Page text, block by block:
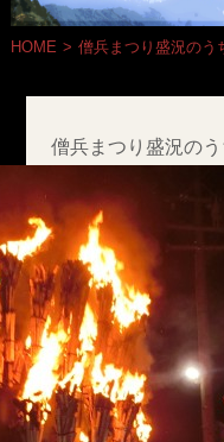
HOME > 僧兵まつり盛況のう
僧兵まつり盛況のう